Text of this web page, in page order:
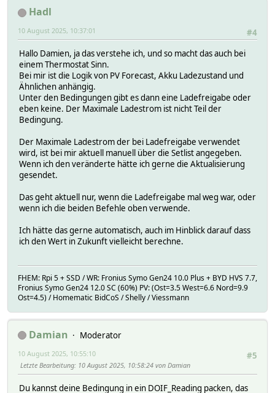
Hadl
#4
10 August 2025, 10:37:01
Hallo Damien, ja das verstehe ich, und so macht das auch bei
einem Thermostat Sinn.
Bei mir ist die Logik von PV Forecast, Akku Ladezustand und
Ähnlichen anhängig.
Unter den Bedingungen gibt es dann eine Ladefreigabe oder
eben keine. Der Maximale Ladestrom ist nicht Teil der
Bedingung.
Der Maximale Ladestrom der bei Ladefreigabe verwendet
wird, ist bei mir aktuell manuell über die Setlist angegeben.
Wenn ich den veränderte hätte ich gerne die Aktualisierung
gesendet.
Das geht aktuell nur, wenn die Ladefreigabe mal weg war, oder
wenn ich die beiden Befehle oben verwende.
Ich hätte das gerne automatisch, auch im Hinblick darauf dass
ich den Wert in Zukunft vielleicht berechne.
FHEM: Rpi 5 + SSD / WR: Fronius Symo Gen24 10.0 Plus + BYD HVS 7.7,
Fronius Symo Gen24 12.0 SC (60%) PV: (Ost=3.5 West=6.6 Nord=9.9
Ost=4.5) / Homematic BidCoS / Shelly / Viessmann
Damian
Moderator
#5
10 August 2025, 10:55:10
Letzte Bearbeitung: 10 August 2025, 10:58:24 von Damian
Du kannst deine Bedingung in ein DOIF_Reading packen, das